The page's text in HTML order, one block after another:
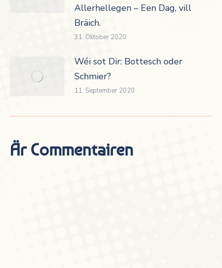
Allerhellegen – Een Dag, vill
Bräich.
31. Oktober 2020
Wéi sot Dir: Bottesch oder
Schmier?
11. September 2020
Är Commentairen